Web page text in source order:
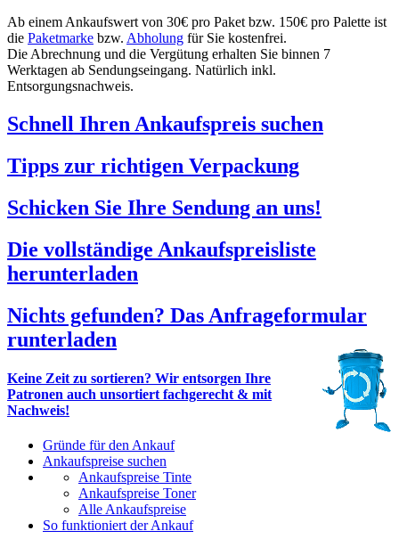
Ab einem Ankaufswert von 30€ pro Paket bzw. 150€ pro Palette ist
die Paketmarke bzw. Abholung für Sie kostenfrei.
Die Abrechnung und die Vergütung erhalten Sie binnen 7
Werktagen ab Sendungseingang. Natürlich inkl.
Entsorgungsnachweis.
Schnell Ihren Ankaufspreis suchen
Tipps zur richtigen Verpackung
Schicken Sie Ihre Sendung an uns!
Die vollständige Ankaufspreisliste
herunterladen
Nichts gefunden? Das Anfrageformular
runterladen
Keine Zeit zu sortieren? Wir entsorgen Ihre
Patronen auch unsortiert fachgerecht & mit
Nachweis!
Gründe für den Ankauf
Ankaufspreise suchen
Ankaufspreise Tinte
Ankaufspreise Toner
Alle Ankaufspreise
So funktioniert der Ankauf